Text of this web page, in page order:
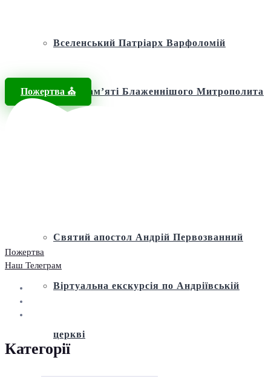
Вселенський Патріарх Варфоломій
Фонд пам’яті Блаженнішого Митрополита
Святий апостол Андрій Первозванний
Віртуальна екскурсія по Андріївській
церкві
Пожертва ⛪️
Пожертва
Наш Телеграм
Категорії